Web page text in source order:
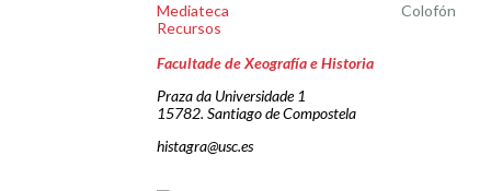
Mediateca
Recursos
Colofón
Facultade de Xeografía e Historia
Praza da Universidade 1
15782. Santiago de Compostela
histagra@usc.es